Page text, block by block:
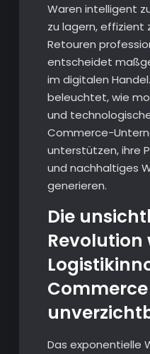
Waren intelligent
zu lagern, effizient
Retouren
entscheidet
im digitalen
beleuchtet, wie
und
Commerce-
unterstützen, ihre
und nachhaltiges
generieren.
Die
Commerce
Das exponentielle